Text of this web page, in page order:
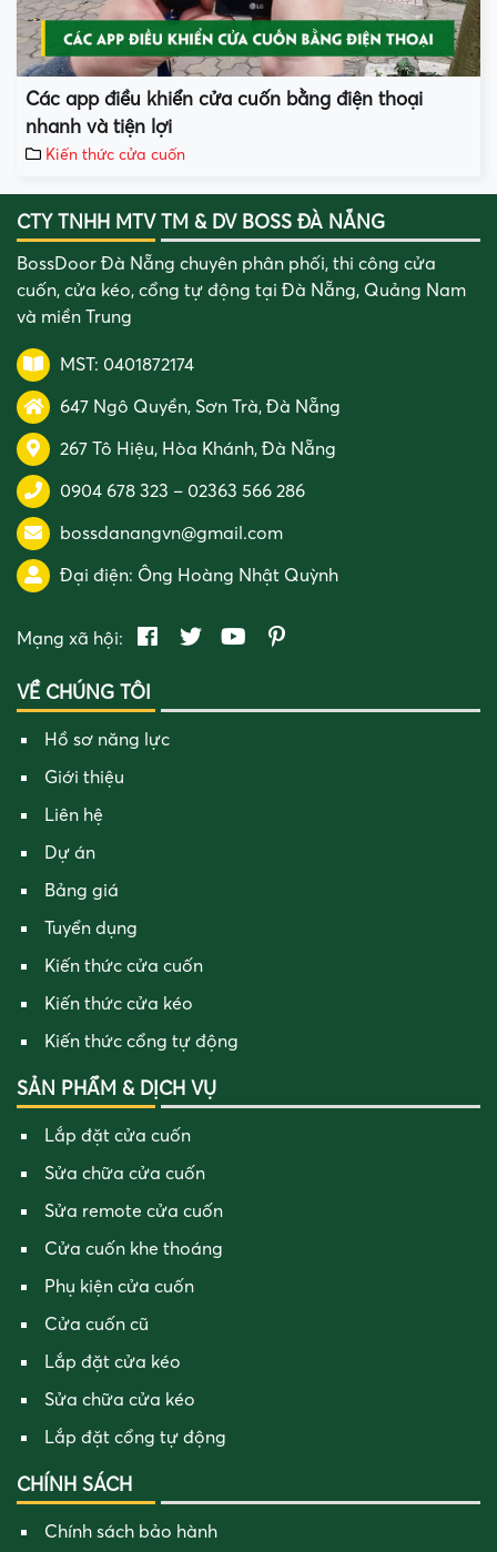
Các app điều khiển cửa cuốn bằng điện thoại
nhanh và tiện lợi
Kiến thức cửa cuốn
CTY TNHH MTV TM & DV BOSS ĐÀ NẴNG
BossDoor Đà Nẵng chuyên phân phối, thi công cửa
cuốn, cửa kéo, cổng tự động tại Đà Nẵng, Quảng Nam
và miền Trung
MST: 0401872174
647 Ngô Quyền, Sơn Trà, Đà Nẵng
267 Tô Hiệu, Hòa Khánh, Đà Nẵng
0904 678 323 – 02363 566 286
bossdanangvn@gmail.com
Đại điện: Ông Hoàng Nhật Quỳnh
Mạng xã hội:
VỀ CHÚNG TÔI
Hồ sơ năng lực
Giới thiệu
Liên hệ
Dự án
Bảng giá
Tuyển dụng
Kiến thức cửa cuốn
Kiến thức cửa kéo
Kiến thức cổng tự động
SẢN PHẨM & DỊCH VỤ
Lắp đặt cửa cuốn
Sửa chữa cửa cuốn
Sửa remote cửa cuốn
Cửa cuốn khe thoáng
Phụ kiện cửa cuốn
Cửa cuốn cũ
Lắp đặt cửa kéo
Sửa chữa cửa kéo
Lắp đặt cổng tự động
CHÍNH SÁCH
Chính sách bảo hành